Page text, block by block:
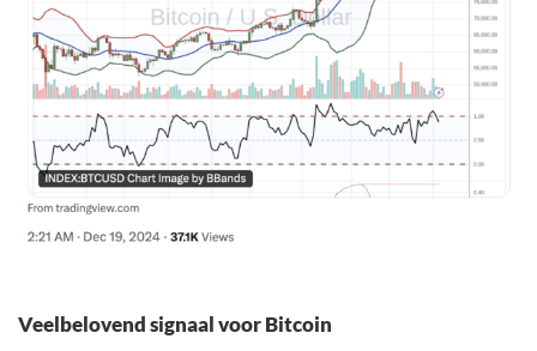
Veelbelovend signaal voor Bitcoin